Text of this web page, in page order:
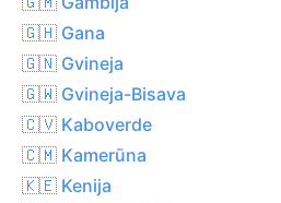
🇬🇭 Gana
🇬🇳 Gvineja
🇬🇼 Gvineja-Bisava
🇨🇻 Kaboverde
🇨🇲 Kamerūna
🇰🇪 Kenija